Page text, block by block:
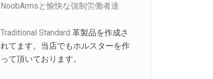
NoobArmsと愉快な強制労働者達
Traditional Standard 革製品を作成さ
れてます。当店でもホルスターを作
って頂いております。